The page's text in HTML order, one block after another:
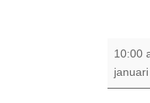
10:00